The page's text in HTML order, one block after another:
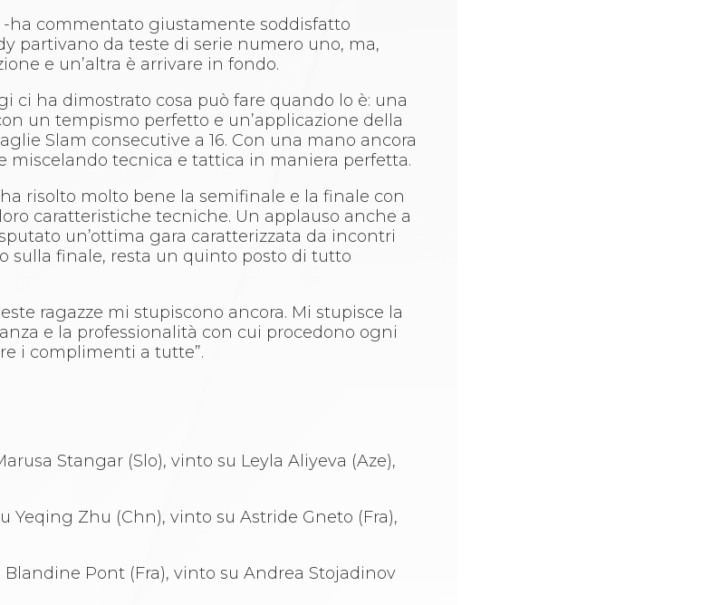
ha commentato giustamente soddisfatto
partivano da teste di serie numero uno, ma,
e un’altra è arrivare in fondo.
ci ha dimostrato cosa può fare quando lo è: una
un tempismo perfetto e un’applicazione della
Slam consecutive a 16. Con una mano ancora
miscelando tecnica e tattica in maniera perfetta.
risolto molto bene la semifinale e la finale con
caratteristiche tecniche. Un applauso anche a
un’ottima gara caratterizzata da incontri
finale, resta un quinto posto di tutto
ragazze mi stupiscono ancora. Mi stupisce la
e la professionalità con cui procedono ogni
i complimenti a tutte”.
Stangar (Slo), vinto su Leyla Aliyeva (Aze),
Yeqing Zhu (Chn), vinto su Astride Gneto (Fra),
Pont (Fra), vinto su Andrea Stojadinov